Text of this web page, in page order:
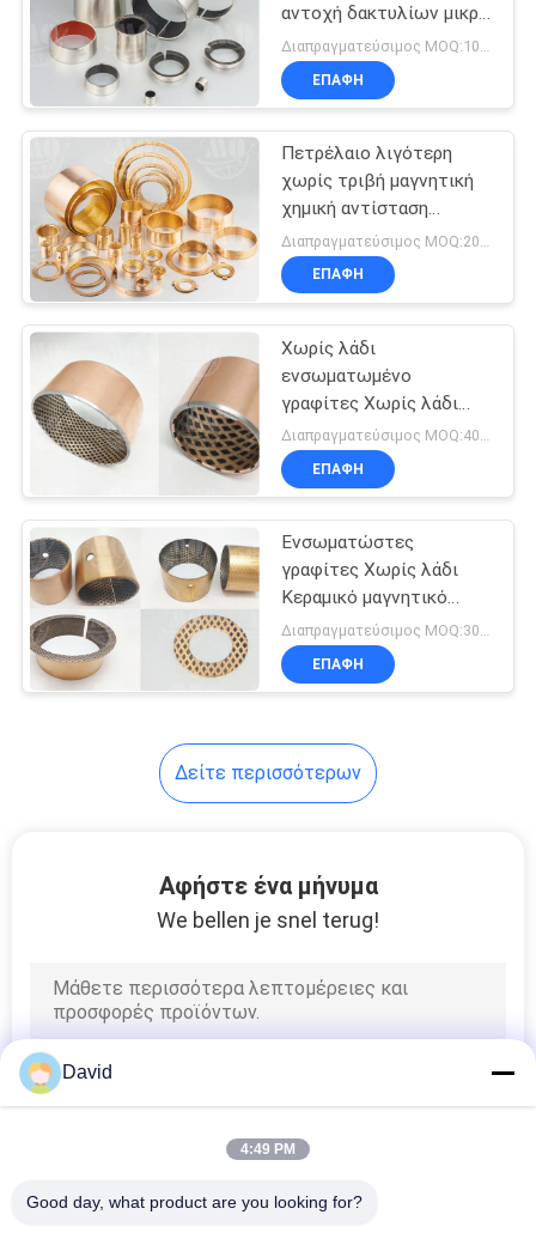
αντοχή δακτυλίων μικρή
μαγνητική άριστη
ΕΠΑΦΉ
Πετρέλαιο λιγότερη
χωρίς τριβή μαγνητική
χημική αντίσταση
συναρμολογήσεων
ρουλεμάν εύκολη
ΕΠΑΦΉ
Χωρίς λάδι
ενσωματωμένο
γραφίτες Χωρίς λάδι
χάλκινο μανίκι
μπουσίνες υψηλή
διάσπαση θερμότητας
Διαπραγματεύσιμος MOQ:400 PC
ΕΠΑΦΉ
Ενσωματώστες
γραφίτες Χωρίς λάδι
Κεραμικό μαγνητικό
ρυμουλκούμενο υψηλής
χωρητικότητας Κίνα
Διαπραγματεύσιμος MOQ:300 PC
ΕΠΑΦΉ
Δείτε περισσότερων
Αφήστε ένα μήνυμα
We bellen je snel terug!
David
4:49 PM
Good day, what product are you looking for?